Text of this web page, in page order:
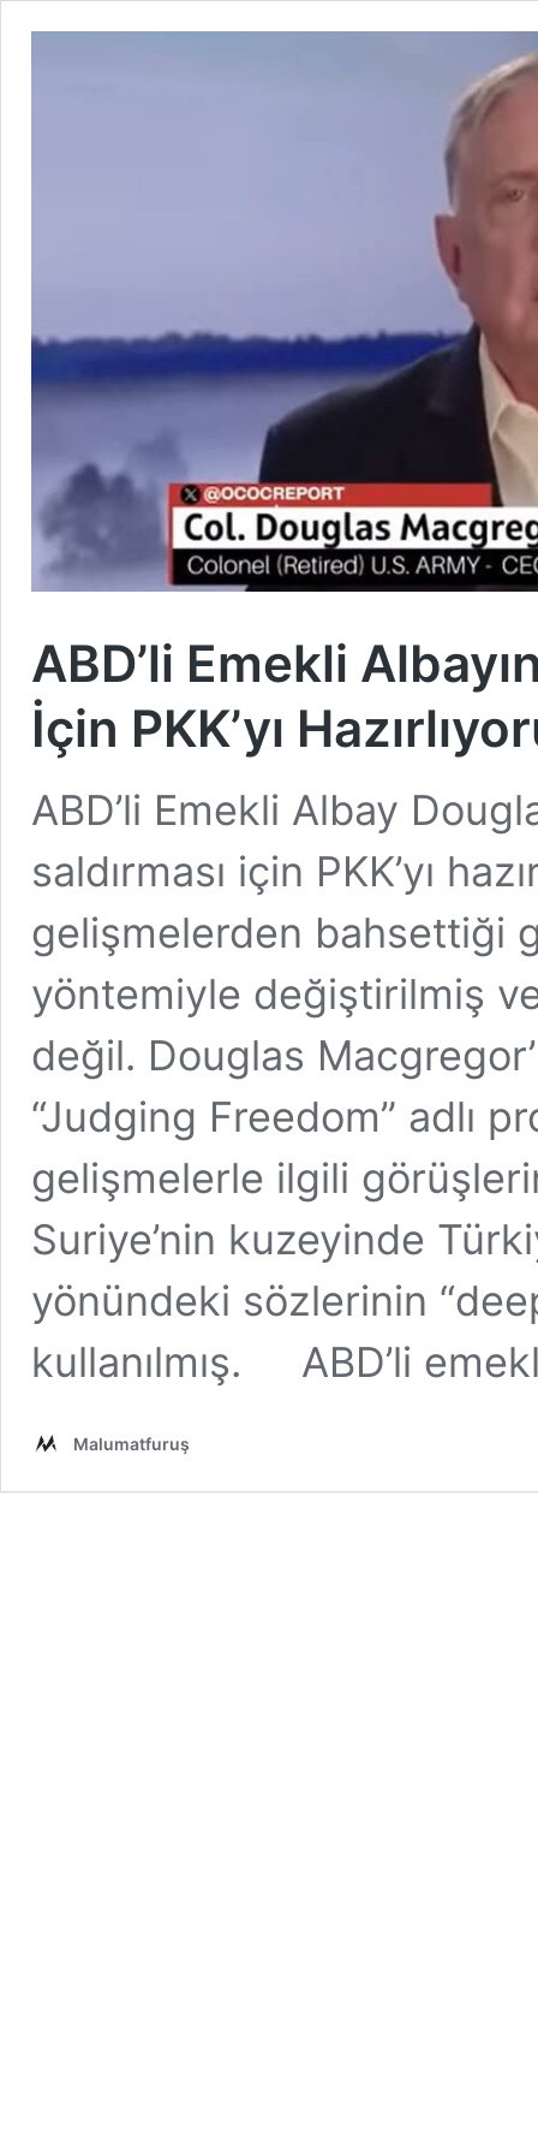
ABD’li Emekli
İçin PKK’yı
ABD’li Emekli Albay
saldırması için PKK’yı
gelişmelerden bahsettiği
yöntemiyle değiştirilmiş
değil. Douglas
“Judging Freedom” adlı
gelişmelerle ilgili
Suriye’nin kuzeyinde
yönündeki sözlerinin
kullanılmış. ABD’li
Malumatfuruş